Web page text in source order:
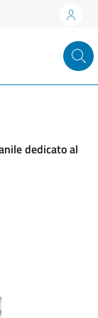
dedicato al